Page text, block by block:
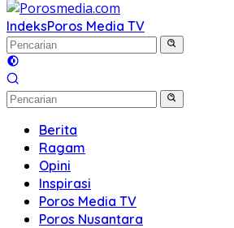
IndeksPoros Media TV
Berita
Ragam
Opini
Inspirasi
Poros Media TV
Poros Nusantara